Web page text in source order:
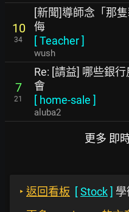
10
34
[新聞]導師念「那
侮
[Teacher]
wush
7
21
Re: [請益] 哪些銀
會
[ home-sale ]
aluba2
更多 即
‣ 返回看板 [Stock]